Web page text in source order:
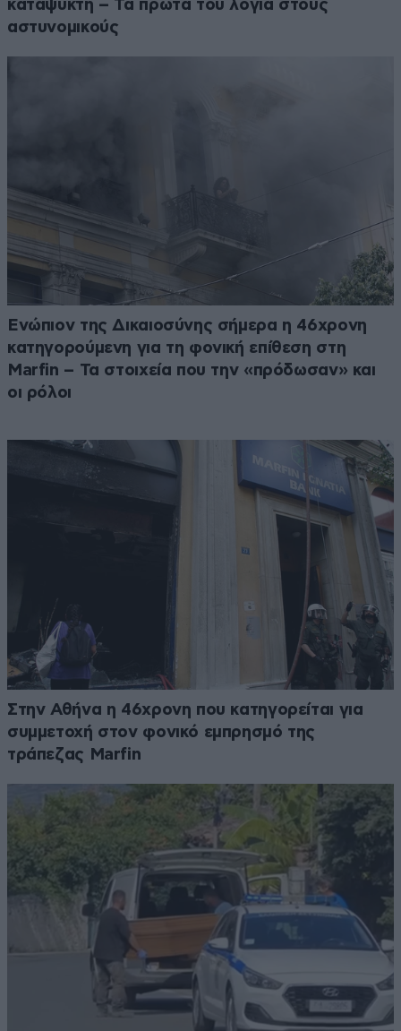
καταψύκτη – Τα πρώτα του λόγια στους
αστυνομικούς
Ενώπιον της Δικαιοσύνης σήμερα η 46χρονη
κατηγορούμενη για τη φονική επίθεση στη
Marfin – Τα στοιχεία που την «πρόδωσαν» και
οι ρόλοι
Στην Αθήνα η 46χρονη που κατηγορείται για
συμμετοχή στον φονικό εμπρησμό της
τράπεζας Marfin